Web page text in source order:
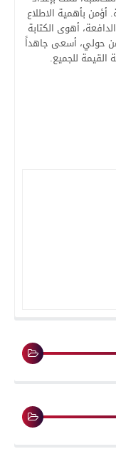
أؤمن بأهمية الاطلاع
أهوى الكتابة
حولي، أسعى جاهداً
القيمة للجميع.